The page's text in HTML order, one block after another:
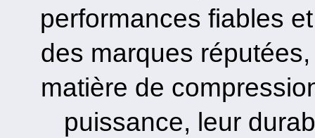
performances fiables
des marques
matière de
puissance, leur